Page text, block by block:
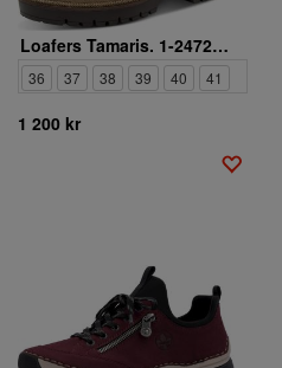
Loafers Tamaris. 1-24722-43-3A1
36 37 38 39 40 41
1 200 kr